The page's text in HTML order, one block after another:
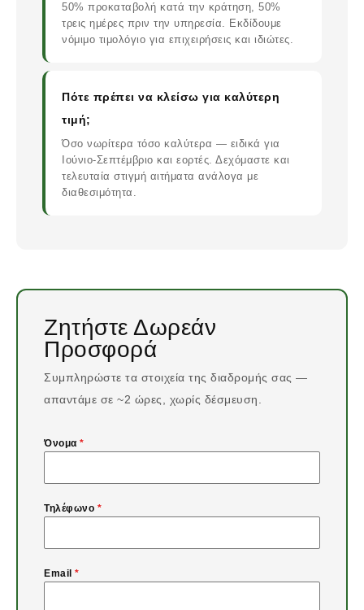
50% προκαταβολή κατά την κράτηση, 50%
τρεις ημέρες πριν την υπηρεσία. Εκδίδουμε
νόμιμο τιμολόγιο για επιχειρήσεις και ιδιώτες.
Πότε πρέπει να κλείσω για καλύτερη
τιμή;
Όσο νωρίτερα τόσο καλύτερα — ειδικά για
Ιούνιο-Σεπτέμβριο και εορτές. Δεχόμαστε και
τελευταία στιγμή αιτήματα ανάλογα με
διαθεσιμότητα.
Ζητήστε Δωρεάν
Προσφορά
Συμπληρώστε τα στοιχεία της διαδρομής σας —
απαντάμε σε ~2 ώρες, χωρίς δέσμευση.
Όνομα *
Τηλέφωνο *
Email *